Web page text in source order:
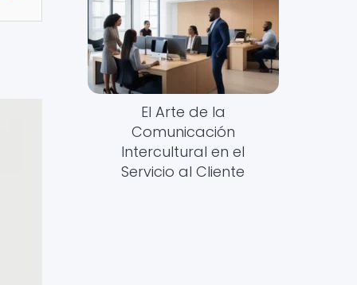
El Arte de la
Comunicación
Intercultural en el
Servicio al Cliente